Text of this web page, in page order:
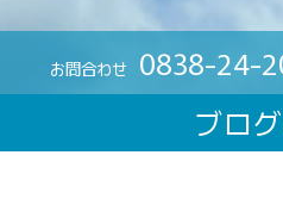
お問合わせ 0838-24-
ブログ